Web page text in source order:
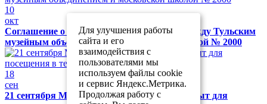
10
окт
Соглашение о сотрудничестве подписано между Тульским
музейным объединением и московской школой № 2000
18
сен
21 сентября Музей обороны Тулы будет закрыт для
Для улучшения работы
сайта и его
взаимодействия с
пользователями мы
используем файлы cookie
и сервис Яндекс.Метрика.
Продолжая работу с